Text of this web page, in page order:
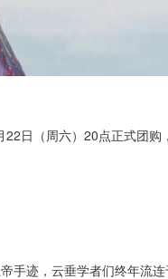
日（周六）20点正式团购
手迹，云垂学者们终年流